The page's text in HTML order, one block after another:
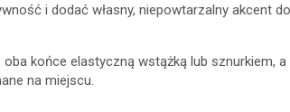
i dodać własny, niepowtarzalny akcent
końce elastyczną wstążką lub sznurkiem, a
na miejscu.